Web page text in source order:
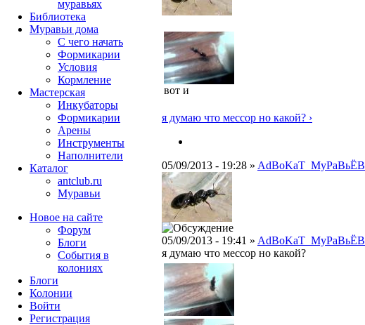
вот и
я думаю что мессор но какой? ›
05/09/2013 - 19:28 » AdBoKaT_MyPaBьЁВ
05/09/2013 - 19:41 » AdBoKaT_MyPaBьЁВ
я думаю что мессор но какой?
муравьях
Библиотека
Муравьи дома
С чего начать
Формикарии
Условия
Кормление
Мастерская
Инкубаторы
Формикарии
Арены
Инструменты
Наполнители
Каталог
antclub.ru
Муравьи
Новое на сайте
Форум
Блоги
События в
колониях
Блоги
Колонии
Войти
Peгиcтpaция